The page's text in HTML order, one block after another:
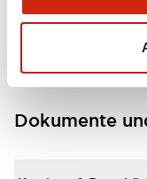
Mounting and
Dokumente